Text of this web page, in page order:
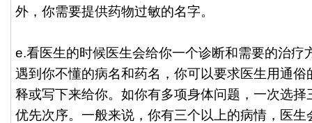
外，你需要提供药物过敏的名字。
e.看医生的时候医生会给你一个诊断和需要的治疗
遇到你不懂的病名和药名，你可以要求医生用通俗
释或写下来给你。如你有多项身体问题，一次选择
优先次序。一般来说，你有三个以上的病情，医生